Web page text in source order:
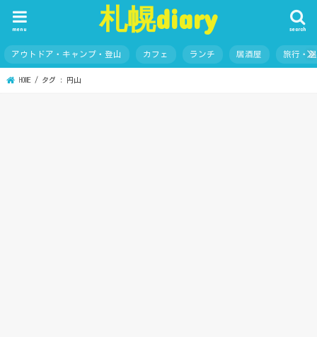
札幌diary search
menu
アウトドア・キャンプ・登山 カフェ ランチ 居酒屋 旅行・
HOME タグ : 円山